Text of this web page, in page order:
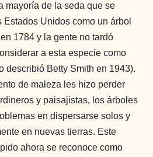
mayoría de la seda que se
Unidos como un árbol
1784 y la gente no tardó
a esta especie como
describió Betty Smith en 1943).
de maleza les hizo perder
y paisajistas, los árboles
en dispersarse solos y
en nuevas tierras. Este
ahora se reconoce como